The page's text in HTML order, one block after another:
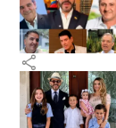
share